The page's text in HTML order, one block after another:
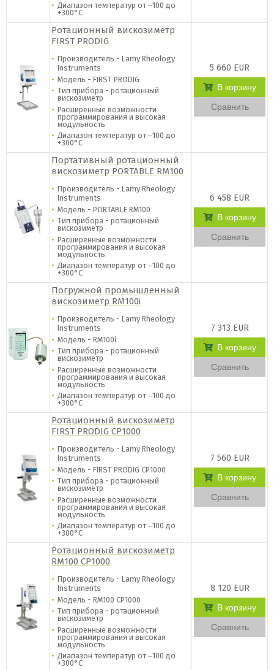
Диапазон температур от ‒100 до
+300°C
Ротационный вискозиметр
FIRST PRODIG
Производитель - Lamy Rheology
Instruments
Модель - FIRST PRODIG
Тип прибора - ротационный
вискозиметр
Расширенные возможности
программирования и высокая
модульность
Диапазон температур от ‒100 до
+300°C
5 660 EUR
В корзину
Сравнить
Портативный ротационный
вискозиметр PORTABLE RM100
Производитель - Lamy Rheology
Instruments
Модель - PORTABLE RM100
Тип прибора - ротационный
вискозиметр
Расширенные возможности
программирования и высокая
модульность
Диапазон температур от ‒100 до
+300°C
6 458 EUR
В корзину
Сравнить
Погружной промышленный
вискозиметр RM100i
Производитель - Lamy Rheology
Instruments
Модель - RM100i
Тип прибора - ротационный
вискозиметр
Расширенные возможности
программирования и высокая
модульность
Диапазон температур от ‒100 до
+300°C
7 313 EUR
В корзину
Сравнить
Ротационный вискозиметр
FIRST PRODIG CP1000
Производитель - Lamy Rheology
Instruments
Модель - FIRST PRODIG CP1000
Тип прибора - ротационный
вискозиметр
Расширенные возможности
программирования и высокая
модульность
Диапазон температур от ‒100 до
+300°C
7 560 EUR
В корзину
Сравнить
Ротационный вискозиметр
RM100 CP1000
Производитель - Lamy Rheology
Instruments
Модель - RM100 CP1000
Тип прибора - ротационный
вискозиметр
Расширенные возможности
программирования и высокая
модульность
Диапазон температур от ‒100 до
+300°C
8 120 EUR
В корзину
Сравнить